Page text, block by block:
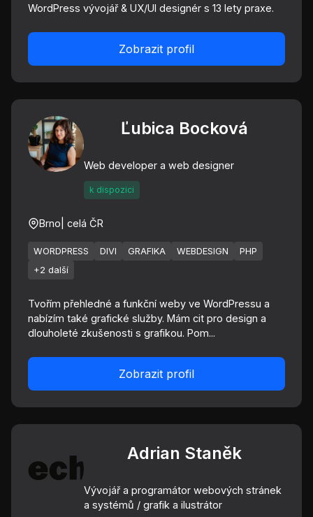
WordPress vývojář & UX/UI designér s 13 lety praxe.
Zobrazit profil
Ľubica Bocková
Web developer a web designer
k dispozici
Brno | celá ČR
WORDPRESS DIVI GRAFIKA WEBDESIGN
PHP
+2 další
Tvořím přehledné a funkční weby ve WordPressu a
nabízím také grafické služby. Mám cit pro design a
dlouholeté zkušenosti s grafikou. Pom...
Zobrazit profil
Adrian Staněk
Vývojář a programátor webových stránek
a systémů / grafik a ilustrátor